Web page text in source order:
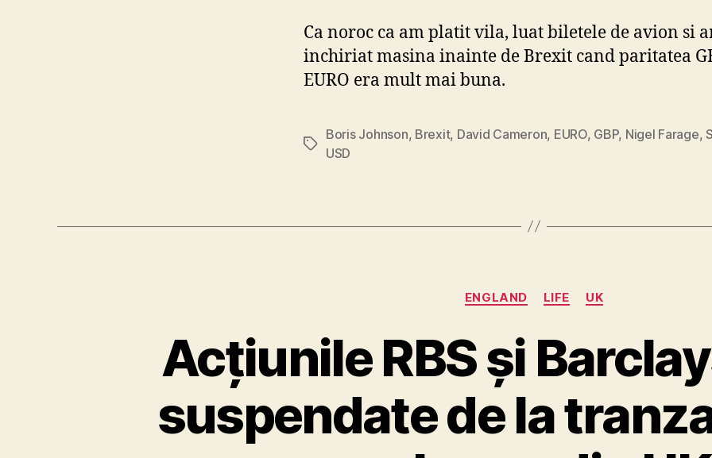
Ca noroc ca am platit vila, luat biletele de avion si
inchiriat masina inainte de Brexit cand paritatea
EURO era mult mai buna.
Tags
Boris Johnson, Brexit, David Cameron, EURO, GBP, Nigel Farage,
USD
Categories
ENGLAND LIFE UK
Acțiunile RBS și
suspendate de la